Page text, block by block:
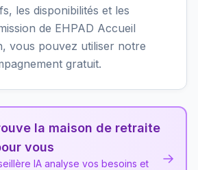
les disponibilités et les
de EHPAD Accueil
vous pouvez utiliser notre
gratuit.
la maison de retraite
vous
IA analyse vos besoins et
→